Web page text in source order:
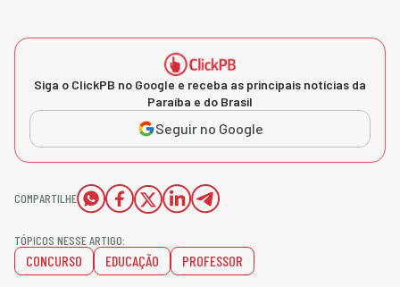
Siga o ClickPB no Google e receba as principais notícias da
Paraíba e do Brasil
Seguir no Google
COMPARTILHE
TÓPICOS NESSE ARTIGO:
CONCURSO EDUCAÇÃO PROFESSOR